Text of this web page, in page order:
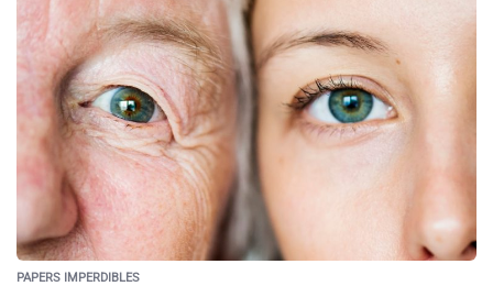
PAPERS IMPERDIBLES